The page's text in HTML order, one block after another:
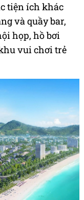
tiện ích khác
và quầy bar,
họp, hồ bơi
vui chơi trẻ